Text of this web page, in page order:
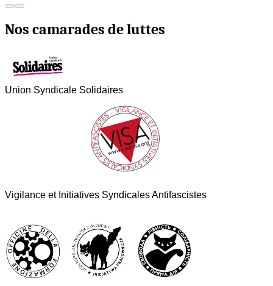
Nos camarades de luttes
Union Syndicale Solidaires
Vigilance et Initiatives Syndicales Antifascistes